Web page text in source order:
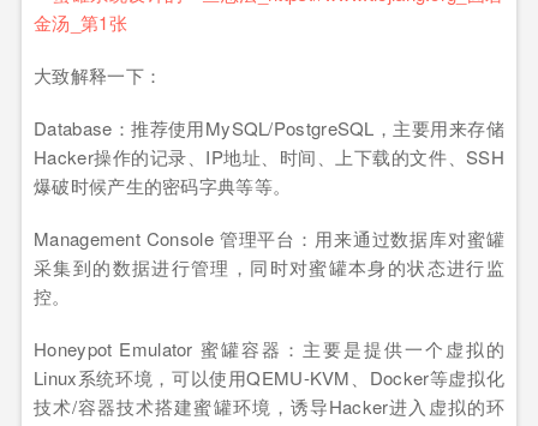
大致解释一下：
Database：推荐使用MySQL/PostgreSQL，主要用来存储
Hacker操作的记录、IP地址、时间、上下载的文件、SSH
爆破时候产生的密码字典等等。
Management Console 管理平台：用来通过数据库对蜜罐
采集到的数据进行管理，同时对蜜罐本身的状态进行监
控。
Honeypot Emulator 蜜罐容器：主要是提供一个虚拟的
Linux系统环境，可以使用QEMU-KVM、Docker等虚拟化
技术/容器技术搭建蜜罐环境，诱导Hacker进入虚拟的环